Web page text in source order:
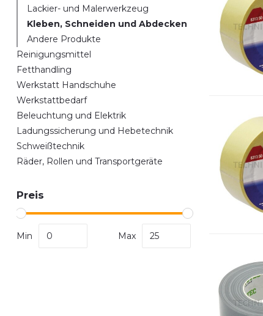
Lackier- und Malerwerkzeug
Kleben, Schneiden und Abdecken
Andere Produkte
Reinigungsmittel
Fetthandling
Werkstatt Handschuhe
Werkstattbedarf
Beleuchtung und Elektrik
Ladungssicherung und Hebetechnik
Schweißtechnik
Räder, Rollen und Transportgeräte
Preis
Min Max